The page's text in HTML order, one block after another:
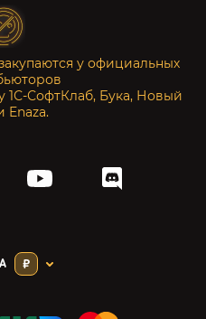
у официальных
1С-СофтКлаб, Бука, Новый
Enaza.
₽